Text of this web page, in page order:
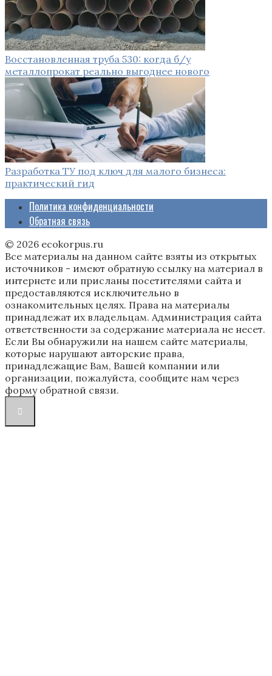
Восстановленная труба 530: когда б/у
металлопрокат реально выгоднее нового
Разработка ТУ под ключ для малого бизнеса:
практический гид
Политика конфиденциальности
Обратная связь
© 2026 ecokorpus.ru
Все материалы на данном сайте взяты из открытых
источников - имеют обратную ссылку на материал в
интернете или присланы посетителями сайта и
предоставляются исключительно в
ознакомительных целях. Права на материалы
принадлежат их владельцам. Администрация сайта
ответственности за содержание материала не несет.
Если Вы обнаружили на нашем сайте материалы,
которые нарушают авторские права,
принадлежащие Вам, Вашей компании или
организации, пожалуйста, сообщите нам через
форму обратной связи.